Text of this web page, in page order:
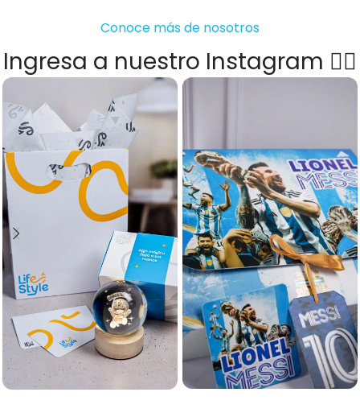
Conoce más de nosotros
Ingresa a nuestro Instagram 👇🏻